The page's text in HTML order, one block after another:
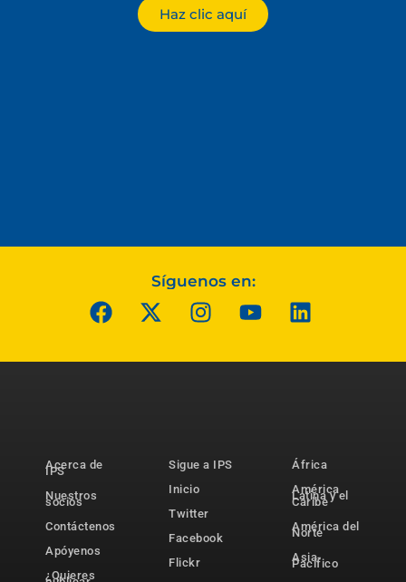
Haz clic aquí
Síguenos en:
Acerca de
IPS
Nuestros
socios
Contáctenos
Apóyenos
¿Quieres
Sigue a IPS
Inicio
Twitter
Facebook
Flickr
África
América
Latina y el
Caribe
América del
Norte
Asia-
Pacífico